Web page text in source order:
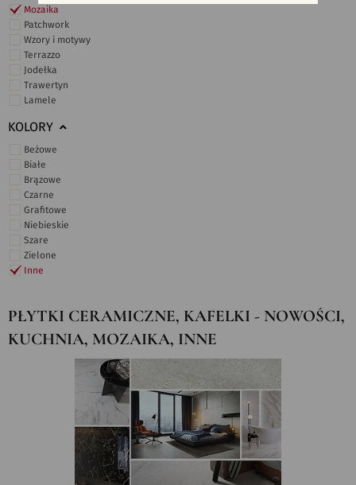
Mozaika
Patchwork
Wzory i motywy
Terrazzo
Jodełka
Trawertyn
Lamele
KOLORY
Beżowe
Białe
Brązowe
Czarne
Grafitowe
Niebieskie
Szare
Zielone
Inne
PŁYTKI CERAMICZNE, KAFELKI - NOWOŚCI,
KUCHNIA, MOZAIKA, INNE